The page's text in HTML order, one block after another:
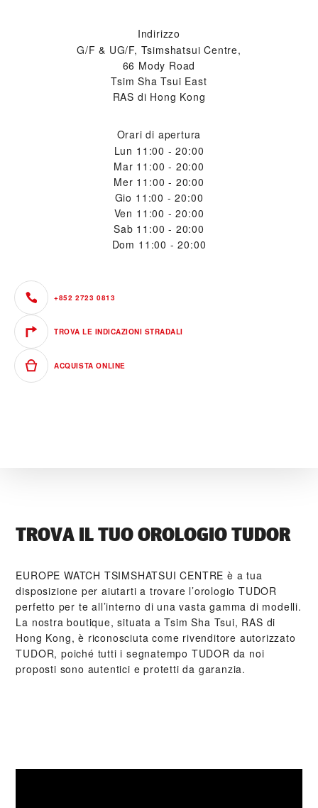
Indirizzo
G/F & UG/F, Tsimshatsui Centre,
66 Mody Road
Tsim Sha Tsui East
RAS di Hong Kong
Orari di apertura
Lun 11:00 - 20:00
Mar 11:00 - 20:00
Mer 11:00 - 20:00
Gio 11:00 - 20:00
Ven 11:00 - 20:00
Sab 11:00 - 20:00
Dom 11:00 - 20:00
+852 2723 0813
TROVA LE INDICAZIONI STRADALI
ACQUISTA ONLINE
TROVA IL TUO OROLOGIO TUDOR
‭EUROPE WATCH TSIMSHATSUI CENTRE‬ è a tua
disposizione per aiutarti a trovare l’orologio TUDOR
perfetto per te all’interno di una vasta gamma di modelli.
La nostra boutique, situata a Tsim Sha Tsui, RAS di
Hong Kong, è riconosciuta come rivenditore autorizzato
TUDOR, poiché tutti i segnatempo TUDOR da noi
proposti sono autentici e protetti da garanzia.